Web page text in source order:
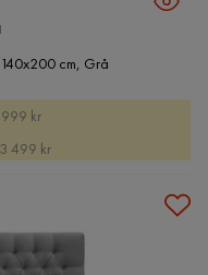
cm, Grå
999 kr
499 kr